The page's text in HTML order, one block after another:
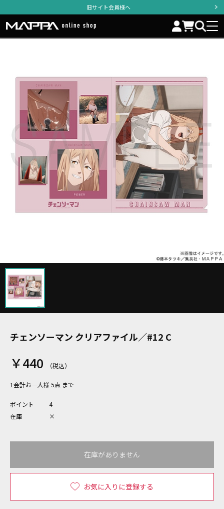
旧サイト会員様へ
チェンソーマン クリアファイル／#12 C
￥440
1会計お一人様 5点 まで
ポイント
4
在庫
×
お気に入りに登録する
在庫がありません